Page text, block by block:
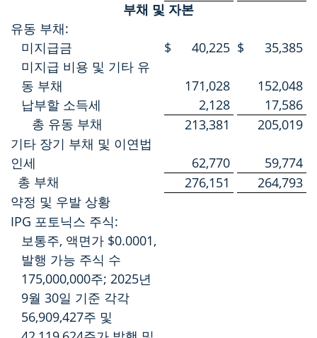
부채 및 자본
유동 부채:
미지급금
$ 40,225 $
35,385
미지급 비용 및 기타 유
동 부채
171,028
152,048
납부할 소득세
2,128
17,586
총 유동 부채
213,381
205,019
기타 장기 부채 및 이연법
인세
62,770
59,774
총 부채
276,151
264,793
약정 및 우발 상황
IPG 포토닉스 주식:
보통주, 액면가 $0.0001,
발행 가능 주식 수
175,000,000주; 2025년
9월 30일 기준 각각
56,909,427주 및